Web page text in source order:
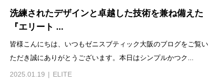
洗練されたデザインと卓越した技術を兼ね備えた
『エリート ...
皆様こんにちは、いつもゼニスブティック大阪のブログをご覧い
ただき誠にありがとうございます。本日はシンプルかつク...
2025.01.19 ELITE